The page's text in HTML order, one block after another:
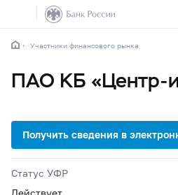
Участники финансового рынка
ПАО КБ «Центр-
Статус УФР
Действует